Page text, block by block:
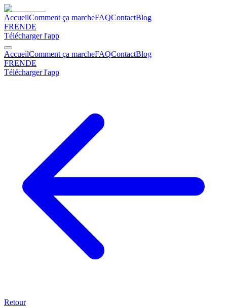
AccueilComment ça marcheFAQContactBlog
FRENDE
Télécharger l'app
AccueilComment ça marcheFAQContactBlog
FRENDE
Télécharger l'app
Retour